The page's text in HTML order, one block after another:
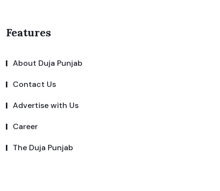
Features
About Duja Punjab
Contact Us
Advertise with Us
Career
The Duja Punjab